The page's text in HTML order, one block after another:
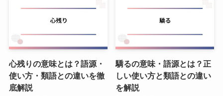
心残りの意味とは？語源・
使い方・類語との違いを徹
底解説
驕るの意味・語源とは？正
しい使い方と類語との違い
を解説